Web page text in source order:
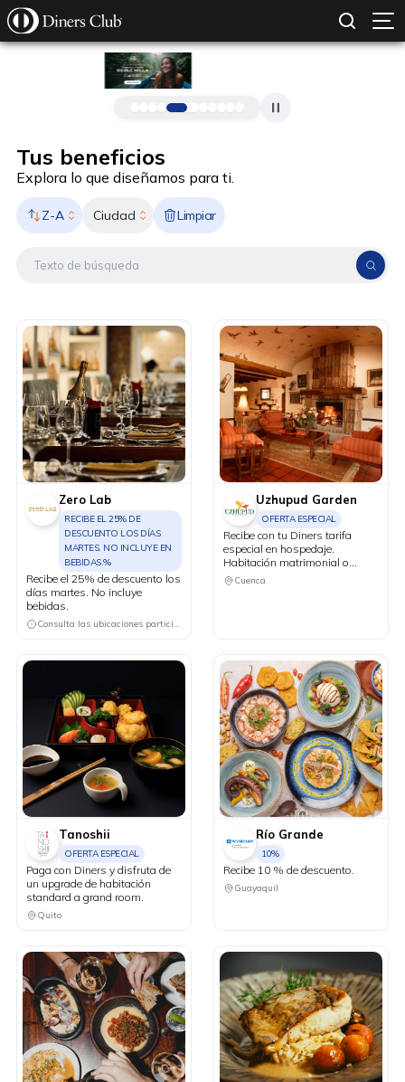
Pasar al contenido principal
Tus beneficios
Explora lo que diseñamos para ti.
Z-A Ciudad Limpiar
Zero Lab
RECIBE EL 25% DE
DESCUENTO LOS DÍAS
MARTES. NO INCLUYE EN
BEBIDAS.%
Recibe el 25% de descuento los
días martes. No incluye
bebidas.
Consulta las ubicaciones participantes
Uzhupud Garden
OFERTA ESPECIAL
Recibe con tu Diners tarifa
especial en hospedaje.
Habitación matrimonial o
doble, más 2 niños de hasta 4
años por $85 incluye desayuno
Cuenca
Tanoshii
OFERTA ESPECIAL
Paga con Diners y disfruta de
un upgrade de habitación
standard a grand room.
Quito
Río Grande
10%
Recibe 10 % de descuento.
Guayaquil